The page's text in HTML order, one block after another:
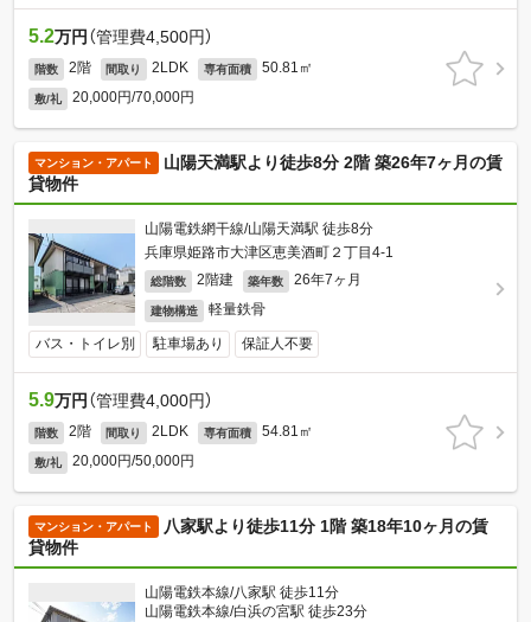
5.2万円 （管理費4,500円）
階数 2階 間取り 2LDK 専有面積 50.81㎡
敷/礼 20,000円/70,000円
マンション・アパート
山陽天満駅より徒歩8分 2階 築26年7ヶ月の賃
貸物件
山陽電鉄網干線/山陽天満駅 徒歩8分
兵庫県姫路市大津区恵美酒町２丁目4-1
総階数 2階建 築年数 26年7ヶ月
建物構造 軽量鉄骨
バス・トイレ別 駐車場あり 保証人不要
5.9万円 （管理費4,000円）
階数 2階 間取り 2LDK 専有面積 54.81㎡
敷/礼 20,000円/50,000円
マンション・アパート
八家駅より徒歩11分 1階 築18年10ヶ月の賃
貸物件
山陽電鉄本線/八家駅 徒歩11分
山陽電鉄本線/白浜の宮駅 徒歩23分